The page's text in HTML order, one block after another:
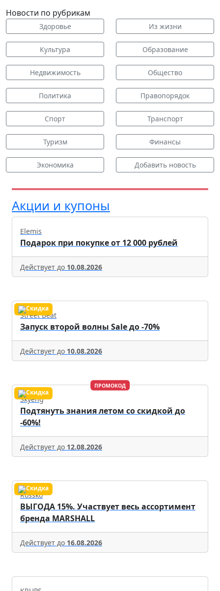
Новости по рубрикам
Здоровье Из жизни
Культура Образование
Недвижимость Общество
Политика Правопорядок
Спорт Транспорт
Туризм Финансы
Экономика Добавить новость
Акции и купоны
Elemis
Подарок при покупке от 12 000 рублей
Действует до 10.08.2026
Street Beat
Запуск второй волны Sale до -70%
Действует до 10.08.2026
ПРОМОКОД
Skyeng
Подтянуть знания летом со скидкой до
-60%!
Действует до 12.08.2026
Rossko
ВЫГОДА 15%. Участвует весь ассортимент
бренда MARSHALL
Действует до 16.08.2026